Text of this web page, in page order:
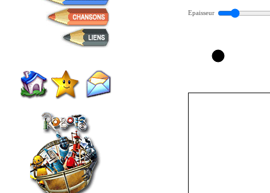
Epaisseur